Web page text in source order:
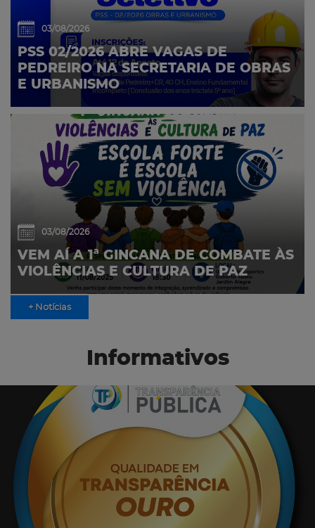
03/08/2026
PSS 02/2026 ABRE VAGAS DE
PEDREIRO NA SECRETARIA DE OBRAS
E URBANISMO
03/08/2026
VEM AÍ A 1ª GINCANA DE COMBATE ÀS
VIOLÊNCIAS E CULTURA DE PAZ
+ Notícias
Informativos